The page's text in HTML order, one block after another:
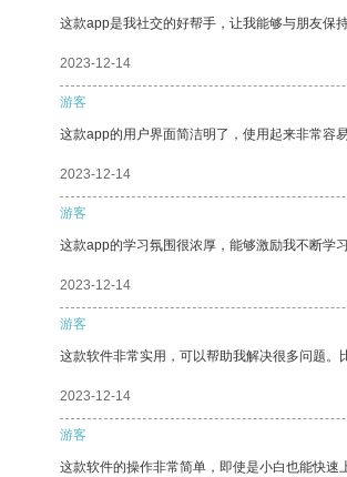
这款app是我社交的好帮手，让我能够与朋友保
2023-12-14
游客
这款app的用户界面简洁明了，使用起来非常容
2023-12-14
游客
这款app的学习氛围很浓厚，能够激励我不断学
2023-12-14
游客
这款软件非常实用，可以帮助我解决很多问题。
2023-12-14
游客
这款软件的操作非常简单，即使是小白也能快速